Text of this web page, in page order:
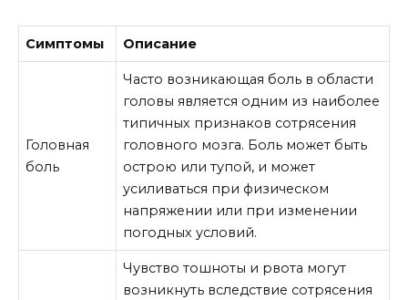
Симптомы Описание
Головная
боль
Часто возникающая боль в области
головы является одним из наиболее
типичных признаков сотрясения
головного мозга. Боль может быть
острою или тупой, и может
усиливаться при физическом
напряжении или при изменении
погодных условий.
Чувство тошноты и рвота могут
возникнуть вследствие сотрясения